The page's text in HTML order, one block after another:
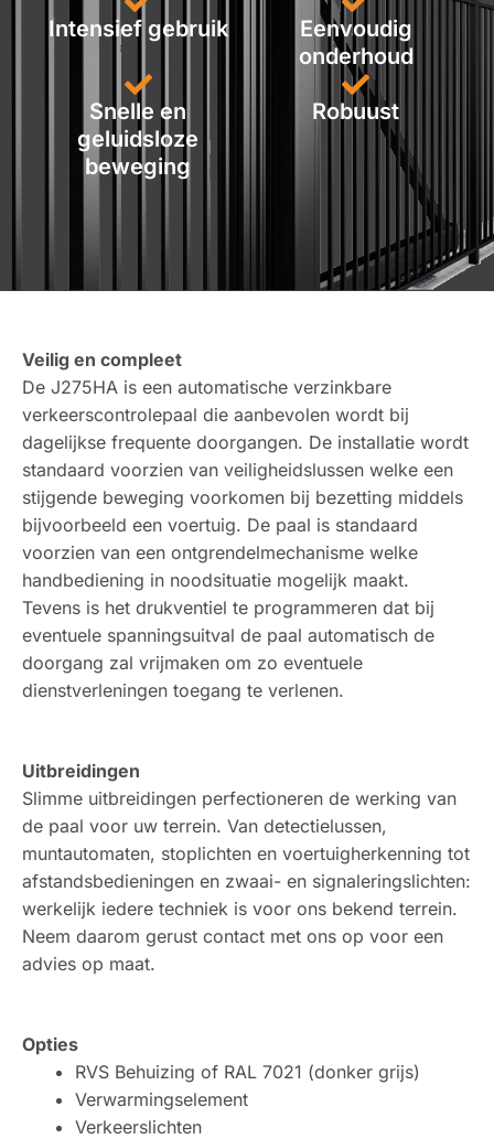
Intensief gebruik
Eenvoudig
onderhoud
Snelle en
geluidsloze
beweging
Robuust
Veilig en compleet
De J275HA is een automatische verzinkbare
verkeerscontrolepaal die aanbevolen wordt bij
dagelijkse frequente doorgangen. De installatie wordt
standaard voorzien van veiligheidslussen welke een
stijgende beweging voorkomen bij bezetting middels
bijvoorbeeld een voertuig. De paal is standaard
voorzien van een ontgrendelmechanisme welke
handbediening in noodsituatie mogelijk maakt.
Tevens is het drukventiel te programmeren dat bij
eventuele spanningsuitval de paal automatisch de
doorgang zal vrijmaken om zo eventuele
dienstverleningen toegang te verlenen.
Uitbreidingen
Slimme uitbreidingen perfectioneren de werking van
de paal voor uw terrein. Van detectielussen,
muntautomaten, stoplichten en voertuigherkenning tot
afstandsbedieningen en zwaai- en signaleringslichten:
werkelijk iedere techniek is voor ons bekend terrein.
Neem daarom gerust contact met ons op voor een
advies op maat.
Opties
RVS Behuizing of RAL 7021 (donker grijs)
Verwarmingselement
Verkeerslichten